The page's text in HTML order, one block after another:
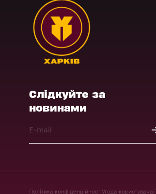
Слідкуйте за
новинами
Політика конфіденційностіУгода користувача